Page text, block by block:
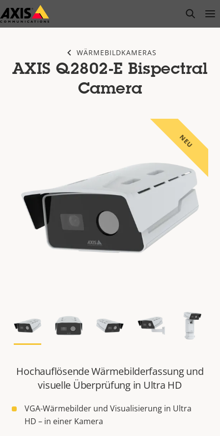
Zum
Hauptinhalt
open
WÄRMEBILDKAMERAS
AXIS Q2802-E Bispectral
Camera
NEU
Hochauflösende Wärmebilderfassung und
visuelle Überprüfung in Ultra HD​
VGA-Wärmebilder und Visualisierung in Ultra
HD – in einer Kamera